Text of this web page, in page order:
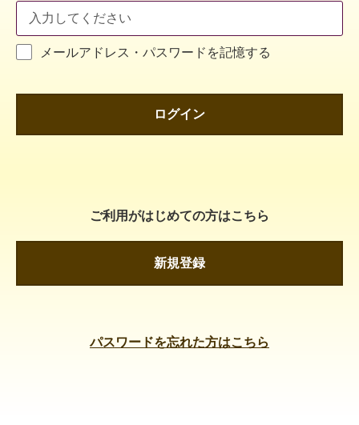
メールアドレス・パスワードを記憶する
ログイン
ご利用がはじめての方はこちら
新規登録
パスワードを忘れた方はこちら